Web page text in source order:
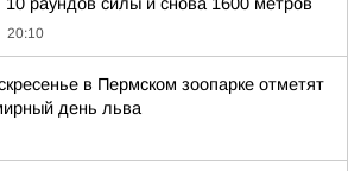
20:10
в Пермском зоопарке отметят
день льва